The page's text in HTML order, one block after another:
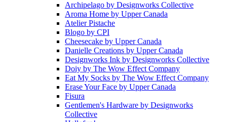
Archipelago by Designworks Collective
Aroma Home by Upper Canada
Atelier Pistache
Blogo by CPI
Cheesecake by Upper Canada
Danielle Creations by Upper Canada
Designworks Ink by Designworks Collective
Doiy by The Wow Effect Company
Eat My Socks by The Wow Effect Company
Erase Your Face by Upper Canada
Fisura
Gentlemen's Hardware by Designworks
Collective